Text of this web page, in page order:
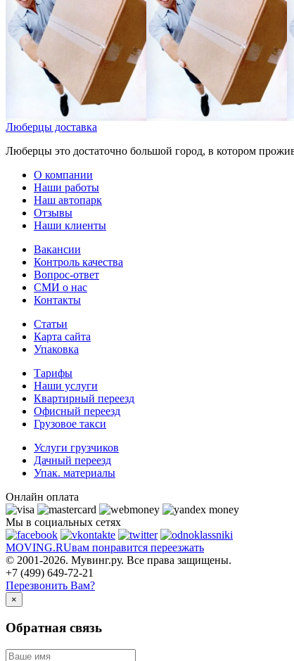
Люберцы доставка
Люберцы это достаточно большой город, в котором
О компании
Наши работы
Наш автопарк
Отзывы
Наши клиенты
Вакансии
Контроль качества
Вопрос-ответ
СМИ о нас
Контакты
Статьи
Карта сайта
Упаковка
Тарифы
Наши услуги
Квартирный переезд
Офисный переезд
Грузовое такси
Услуги грузчиков
Дачный переезд
Упак. материалы
Онлайн оплата
Мы в социальных сетях
MOVING.RUвам понравится переезжать
© 2001-2026. Мувинг.ру. Все права защищены.
+7 (499) 649-72-21
Перезвонить Вам?
×
Обратная связь